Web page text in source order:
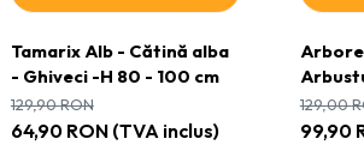
Tamarix Alb - Cătină alba
- Ghiveci -H 80 - 100 cm
64,90 RON(TVA inclus)
129,90RON
Arbore
2L - H
99,90
129,00